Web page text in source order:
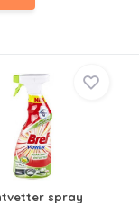
spray